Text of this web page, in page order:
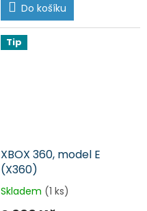
Do košíku
Tip
XBOX 360, model E
(X360)
Skladem (1 ks)